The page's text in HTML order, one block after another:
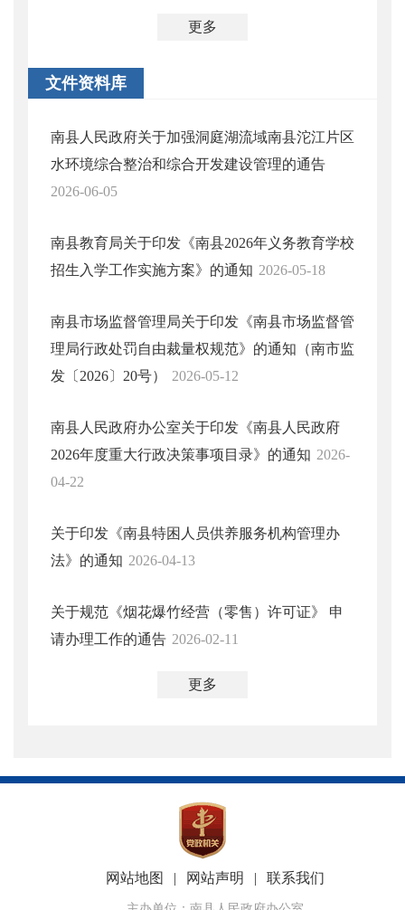
更多
文件资料库
南县人民政府关于加强洞庭湖流域南县沱江片区
水环境综合整治和综合开发建设管理的通告
2026-06-05
南县教育局关于印发《南县2026年义务教育学校
招生入学工作实施方案》的通知 2026-05-18
南县市场监督管理局关于印发《南县市场监督管
理局行政处罚自由裁量权规范》的通知（南市监
发〔2026〕20号）
2026-05-12
南县人民政府办公室关于印发《南县人民政府
2026年度重大行政决策事项目录》的通知 2026-
04-22
关于印发《南县特困人员供养服务机构管理办
法》的通知 2026-04-13
关于规范《烟花爆竹经营（零售）许可证》 申
请办理工作的通告 2026-02-11
更多
网站地图 | 网站声明 | 联系我们